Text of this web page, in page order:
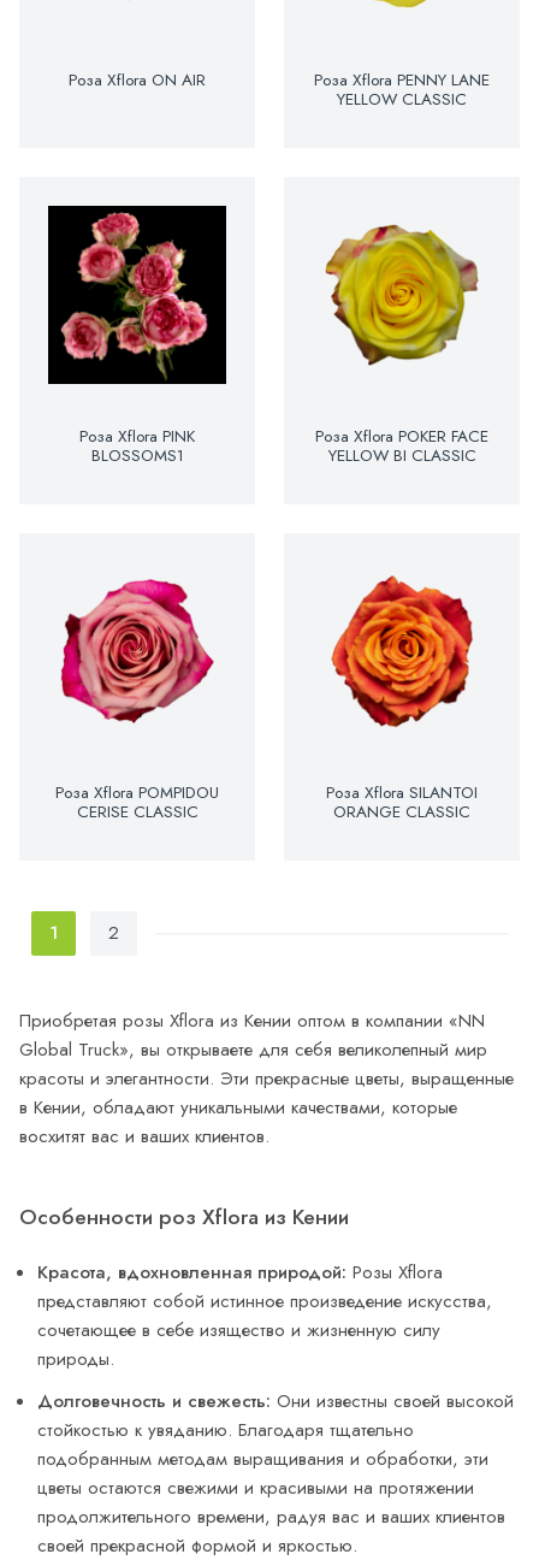
Роза Xflora ON AIR
Роза Xflora PENNY LANE
YELLOW CLASSIC
Роза Xflora PINK
BLOSSOMS1
Роза Xflora POKER FACE
YELLOW BI CLASSIC
Роза Xflora POMPIDOU
CERISE CLASSIC
Роза Xflora SILANTOI
ORANGE CLASSIC
1 2
Приобретая розы Xflora из Кении оптом в компании «NN
Global Truck», вы открываете для себя великолепный мир
красоты и элегантности. Эти прекрасные цветы, выращенные
в Кении, обладают уникальными качествами, которые
восхитят вас и ваших клиентов.
Особенности роз Xflora из Кении
Красота, вдохновленная природой: Розы Xflora
представляют собой истинное произведение искусства,
сочетающее в себе изящество и жизненную силу
природы.
Долговечность и свежесть: Они известны своей высокой
стойкостью к увяданию. Благодаря тщательно
подобранным методам выращивания и обработки, эти
цветы остаются свежими и красивыми на протяжении
продолжительного времени, радуя вас и ваших клиентов
своей прекрасной формой и яркостью.